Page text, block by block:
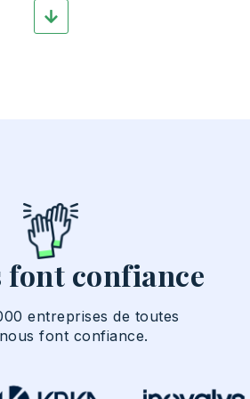
font confiance
entreprises de toutes
font confiance.